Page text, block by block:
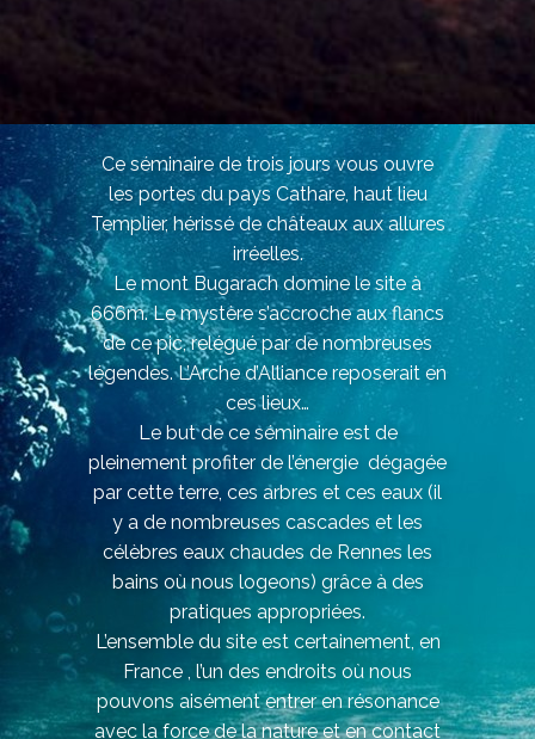
Ce séminaire de trois jours vous ouvre
les portes du pays Cathare, haut lieu
Templier, hérissé de châteaux aux allures
irréelles.
Le mont Bugarach domine le site à
666m. Le mystère s’accroche aux flancs
de ce pic, relégué par de nombreuses
légendes. L’Arche d’Alliance reposerait en
ces lieux…
Le but de ce séminaire est de
pleinement profiter de l’énergie dégagée
par cette terre, ces arbres et ces eaux (il
y a de nombreuses cascades et les
célèbres eaux chaudes de Rennes les
bains où nous logeons) grâce à des
pratiques appropriées.
L’ensemble du site est certainement, en
France , l’un des endroits où nous
pouvons aisément entrer en résonance
avec la force de la nature et en contact